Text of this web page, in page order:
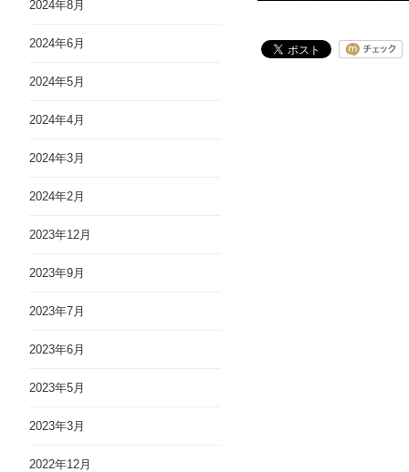
2024年8月
2024年6月
2024年5月
2024年4月
2024年3月
2024年2月
2023年12月
2023年9月
2023年7月
2023年6月
2023年5月
2023年3月
2022年12月